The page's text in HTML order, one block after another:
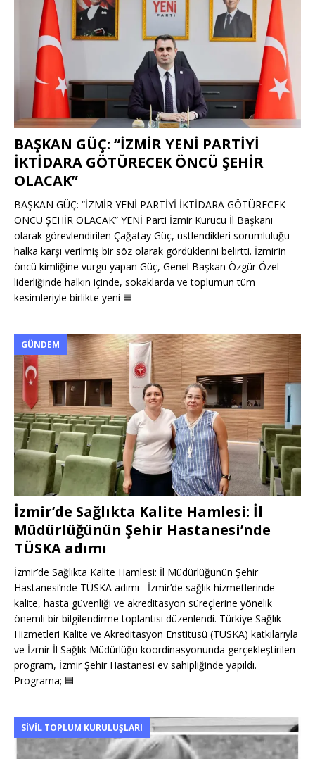
BAŞKAN GÜÇ: “İZMİR YENİ PARTİYİ
İKTİDARA GÖTÜRECEK ÖNCÜ ŞEHİR
OLACAK”
BAŞKAN GÜÇ: “İZMİR YENİ PARTİYİ İKTİDARA GÖTÜRECEK
ÖNCÜ ŞEHİR OLACAK” YENİ Parti İzmir Kurucu İl Başkanı
olarak görevlendirilen Çağatay Güç, üstlendikleri sorumluluğu
halka karşı verilmiş bir söz olarak gördüklerini belirtti. İzmir’in
öncü kimliğine vurgu yapan Güç, Genel Başkan Özgür Özel
liderliğinde halkın içinde, sokaklarda ve toplumun tüm
kesimleriyle birlikte yeni 🟦
GÜNDEM
İzmir’de Sağlıkta Kalite Hamlesi: İl
Müdürlüğünün Şehir Hastanesi’nde
TÜSKA adımı
İzmir’de Sağlıkta Kalite Hamlesi: İl Müdürlüğünün Şehir
Hastanesi’nde TÜSKA adımı İzmir’de sağlık hizmetlerinde
kalite, hasta güvenliği ve akreditasyon süreçlerine yönelik
önemli bir bilgilendirme toplantısı düzenlendi. Türkiye Sağlık
Hizmetleri Kalite ve Akreditasyon Enstitüsü (TÜSKA) katkılarıyla
ve İzmir İl Sağlık Müdürlüğü koordinasyonunda gerçekleştirilen
program, İzmir Şehir Hastanesi ev sahipliğinde yapıldı.
Programa; 🟦
SIVIL TOPLUM KURULUŞLARI